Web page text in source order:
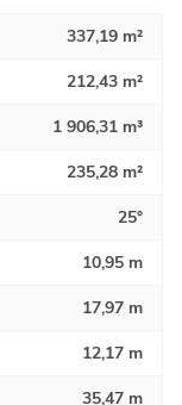
337,19 m²
212,43 m²
1 906,31 m³
235,28 m²
25°
10,95 m
17,97 m
12,17 m
35,47 m